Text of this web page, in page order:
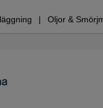
Oljor &